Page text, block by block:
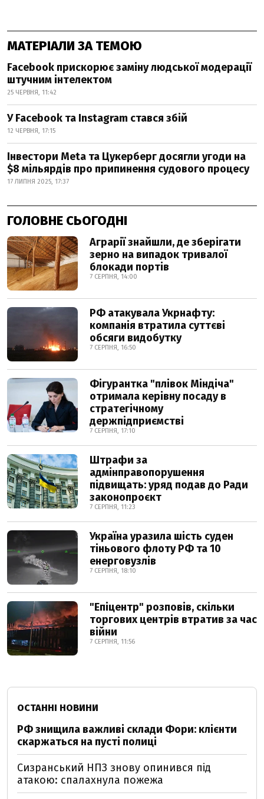
МАТЕРІАЛИ ЗА ТЕМОЮ
Facebook прискорює заміну людської модерації
штучним інтелектом
25 ЧЕРВНЯ, 11:42
У Facebook та Instagram стався збій
12 ЧЕРВНЯ, 17:15
Інвестори Meta та Цукерберг досягли угоди на
$8 мільярдів про припинення судового процесу
17 ЛИПНЯ 2025, 17:37
ГОЛОВНЕ СЬОГОДНІ
Аграрії знайшли, де зберігати
зерно на випадок тривалої
блокади портів
7 СЕРПНЯ, 14:00
РФ атакувала Укрнафту:
компанія втратила суттєві
обсяги видобутку
7 СЕРПНЯ, 16:50
Фігурантка "плівок Міндіча"
отримала керівну посаду в
стратегічному
держпідприємстві
7 СЕРПНЯ, 17:10
Штрафи за
адмінправопорушення
підвищать: уряд подав до Ради
законопроєкт
7 СЕРПНЯ, 11:23
Україна уразила шість суден
тіньового флоту РФ та 10
енерговузлів
7 СЕРПНЯ, 18:10
"Епіцентр" розповів, скільки
торгових центрів втратив за час
війни
7 СЕРПНЯ, 11:56
ОСТАННІ НОВИНИ
РФ знищила важливі склади Фори: клієнти
скаржаться на пусті полиці
Сизранський НПЗ знову опинився під
атакою: спалахнула пожежа